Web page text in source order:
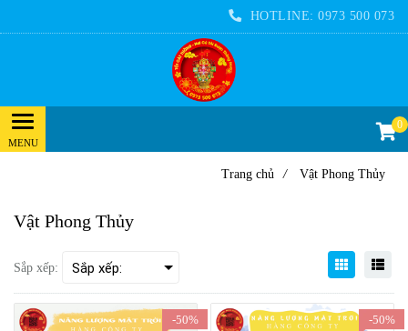
HOTLINE: 0973 500 073
0
Trang chủ / Vật Phong Thủy
Vật Phong Thủy
Sắp xếp:
-50% -50%